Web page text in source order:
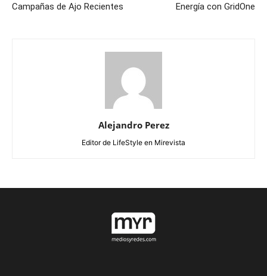
Campañas de Ajo Recientes
Energía con GridOne
Alejandro Perez
Editor de LifeStyle en Mirevista